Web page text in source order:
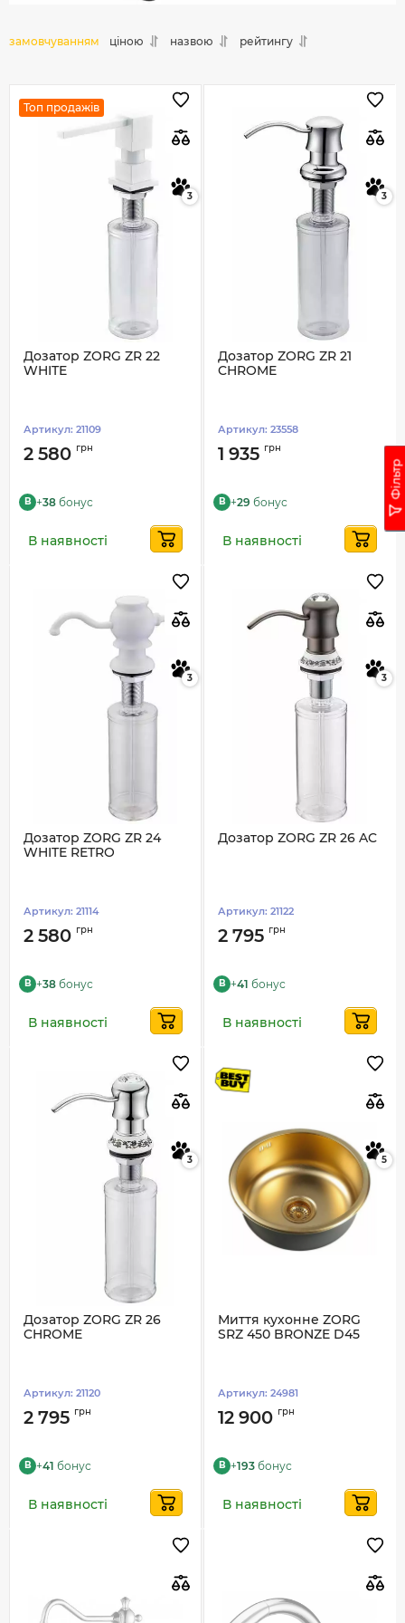
замовчуванням ціною назвою рейтингу
Фільтр
Топ продажів
3
Дозатор ZORG ZR 22
WHITE
Артикул: 21109
2 580 грн
B +38 бонус
В наявності
3
Дозатор ZORG ZR 21
CHROME
Артикул: 23558
1 935 грн
B +29 бонус
В наявності
3
Дозатор ZORG ZR 24
WHITE RETRO
Артикул: 21114
2 580 грн
B +38 бонус
В наявності
3
Дозатор ZORG ZR 26 AC
Артикул: 21122
2 795 грн
B +41 бонус
В наявності
3
Дозатор ZORG ZR 26
CHROME
Артикул: 21120
2 795 грн
B +41 бонус
В наявності
5
Миття кухонне ZORG
SRZ 450 BRONZE D45
Артикул: 24981
12 900 грн
B +193 бонус
В наявності